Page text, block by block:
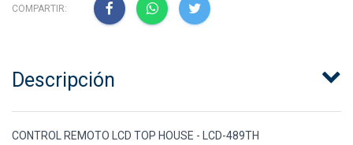
COMPARTIR:
Descripción
CONTROL REMOTO LCD TOP HOUSE - LCD-489TH